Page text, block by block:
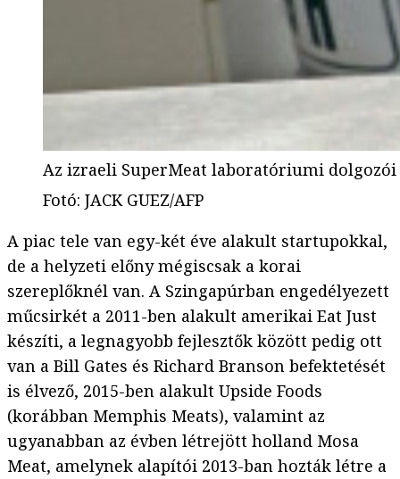
Az izraeli SuperMeat laboratóriumi
Fotó: JACK GUEZ/AFP
A piac tele van egy-két éve alakult startupokkal,
de a helyzeti előny mégiscsak a korai
szereplőknél van. A Szingapúrban engedélyezett
műcsirkét a 2011-ben alakult amerikai Eat Just
készíti, a legnagyobb fejlesztők között pedig ott
van a Bill Gates és Richard Branson befektetését
is élvező, 2015-ben alakult Upside Foods
(korábban Memphis Meats), valamint az
ugyanabban az évben létrejött holland Mosa
Meat, amelynek alapítói 2013-ban hozták létre a